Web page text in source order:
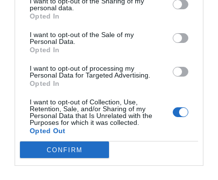
personal data.
Opted In
I want to opt-out of the Sale of my
Personal Data.
Opted In
I want to opt-out of processing my
Personal Data for Targeted Advertising.
Opted In
I want to opt-out of Collection, Use,
Retention, Sale, and/or Sharing of my
Personal Data that Is Unrelated with the
Purposes for which it was collected.
Opted Out
CONFIRM